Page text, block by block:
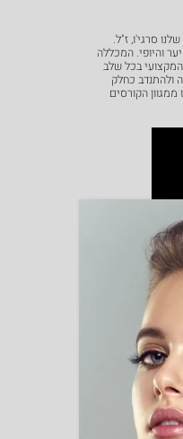
השיער והיופי. המכללה
בכל שלב
ולהתנדב כחלק
הקורסים